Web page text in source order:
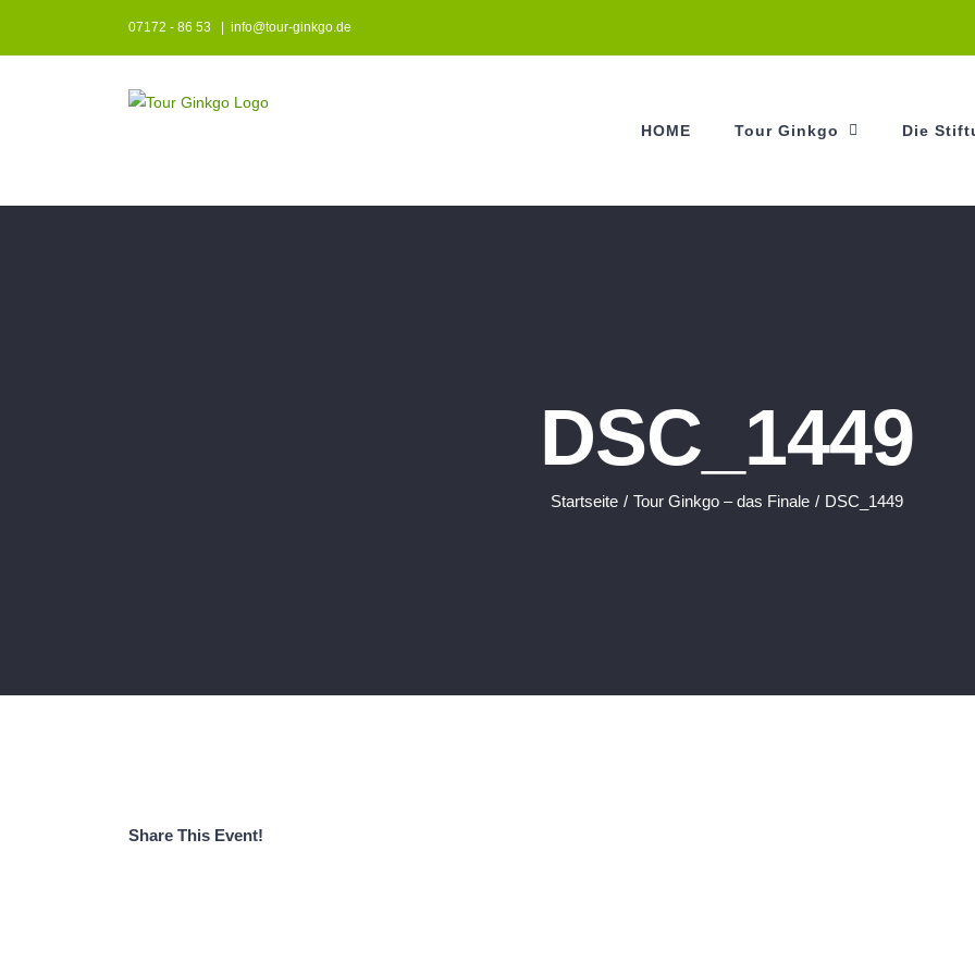
07172 - 86 53 info@tour-ginkgo.de
HOME Tour Ginkgo Die
DSC_1449
Startseite / Tour Ginkgo – das Finale / DSC_1449
Share This Event!